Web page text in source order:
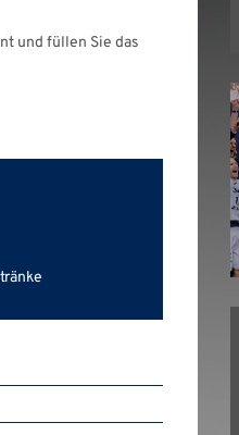
und füllen Sie das